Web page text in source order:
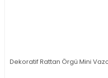
Dekoratif Rattan Örgü Mini